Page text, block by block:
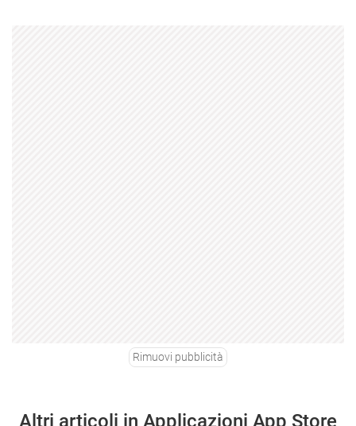
Rimuovi pubblicità
Altri articoli in Applicazioni App Store